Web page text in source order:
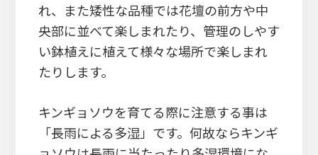
れ、また矮性な品種では花壇の前方や中
央部に並べて楽しまれたり、管理のしやす
い鉢植えに植えて様々な場所で楽しまれ
たりします。
キンギョソウを育てる際に注意する事は
「長雨による多湿」です。何故ならキンギ